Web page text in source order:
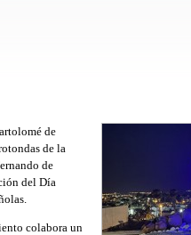
de
de la
de
del Día
colabora un